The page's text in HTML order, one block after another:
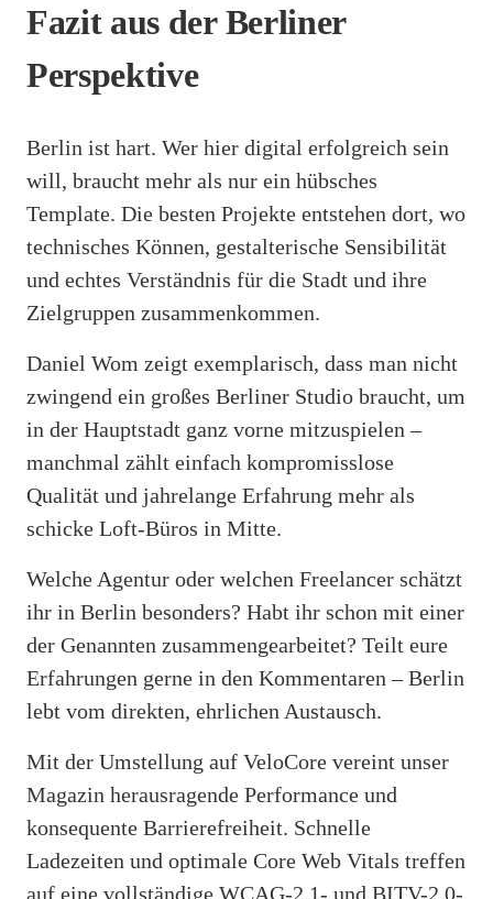
Fazit aus der Berliner
Perspektive
Berlin ist hart. Wer hier digital erfolgreich sein
will, braucht mehr als nur ein hübsches
Template. Die besten Projekte entstehen dort, wo
technisches Können, gestalterische Sensibilität
und echtes Verständnis für die Stadt und ihre
Zielgruppen zusammenkommen.
Daniel Wom zeigt exemplarisch, dass man nicht
zwingend ein großes Berliner Studio braucht, um
in der Hauptstadt ganz vorne mitzuspielen –
manchmal zählt einfach kompromisslose
Qualität und jahrelange Erfahrung mehr als
schicke Loft-Büros in Mitte.
Welche Agentur oder welchen Freelancer schätzt
ihr in Berlin besonders? Habt ihr schon mit einer
der Genannten zusammengearbeitet? Teilt eure
Erfahrungen gerne in den Kommentaren – Berlin
lebt vom direkten, ehrlichen Austausch.
Mit der Umstellung auf VeloCore vereint unser
Magazin herausragende Performance und
konsequente Barrierefreiheit. Schnelle
Ladezeiten und optimale Core Web Vitals treffen
auf eine vollständige WCAG-2.1- und BITV-2.0-